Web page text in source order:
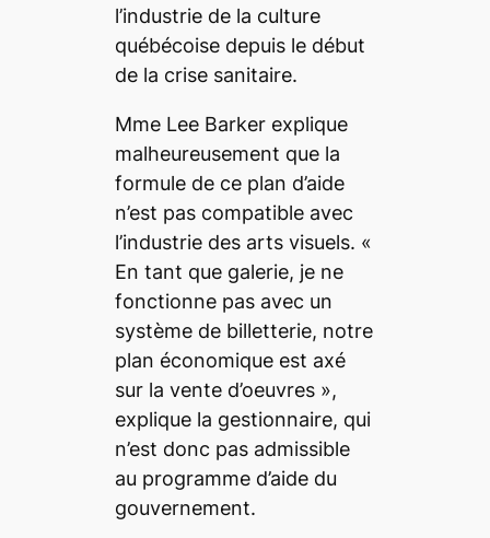
l’industrie de la culture
québécoise depuis le début
de la crise sanitaire.
Mme Lee Barker explique
malheureusement que la
formule de ce plan d’aide
n’est pas compatible avec
l’industrie des arts visuels. «
En tant que galerie, je ne
fonctionne pas avec un
système de billetterie, notre
plan économique est axé
sur la vente d’oeuvres»,
explique la gestionnaire, qui
n’est donc pas admissible
au programme d’aide du
gouvernement.